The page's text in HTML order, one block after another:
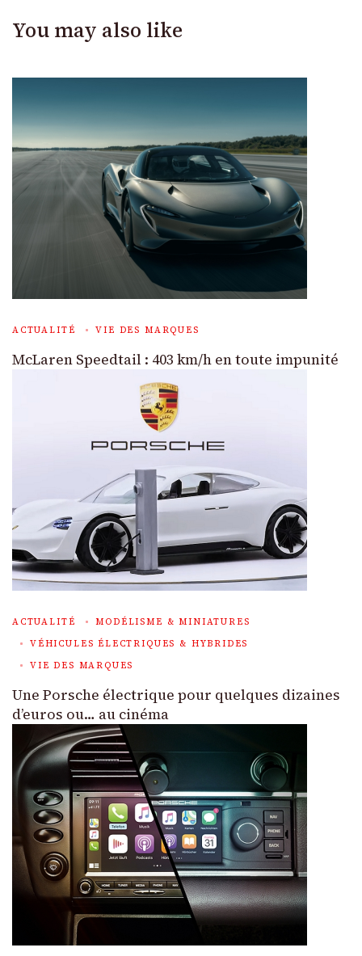
You may also like
ACTUALITÉ VIE DES MARQUES
McLaren Speedtail : 403 km/h en toute impunité
ACTUALITÉ
MODÉLISME & MINIATURES
VÉHICULES ÉLECTRIQUES & HYBRIDES
VIE DES MARQUES
Une Porsche électrique pour quelques dizaines
d’euros ou… au cinéma